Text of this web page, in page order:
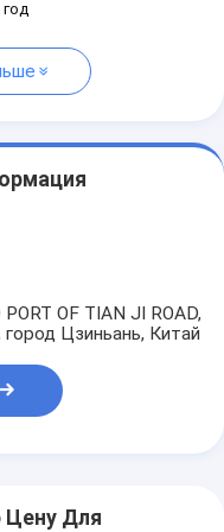
год
OF TIAN JI ROAD,
Цзиньань, Китай
Цену Для